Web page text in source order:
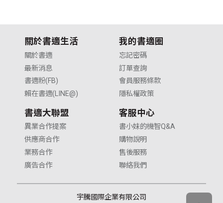
關於書適生活
關於書適
最新消息
書適粉(FB)
賴在書適(LINE@)
我的書適圈
忘記密碼
訂單查詢
會員服務條款
隱私權政策
書適大聯盟
異業合作提案
供應商合作
業務合作
廣告合作
客服中心
書小妹的機智Q&A
購物說明
售後服務
聯絡我們
宇騰國際企業有限公司